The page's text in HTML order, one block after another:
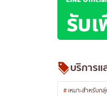
บริการ
เหมาะสำหรับก